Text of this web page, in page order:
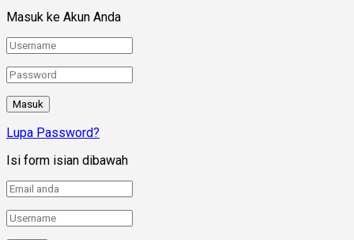
Masuk ke Akun Anda
Lupa Password?
Isi form isian dibawah